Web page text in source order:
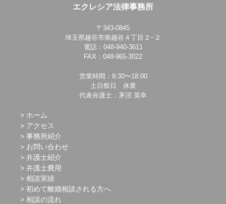
エクレシア法律事務所
〒343-0845
埼玉県越谷市南越谷４丁目２−２
電話：048-940-3611
FAX：048-965-3022
営業時間：9:30〜18:00
土日祭日 休業
代表弁護士：茅沼 英幸
ホーム
アクセス
事務所紹介
お問い合わせ
弁護士紹介
弁護士費用
相談実績
初めて離婚相談される方へ
相談の流れ